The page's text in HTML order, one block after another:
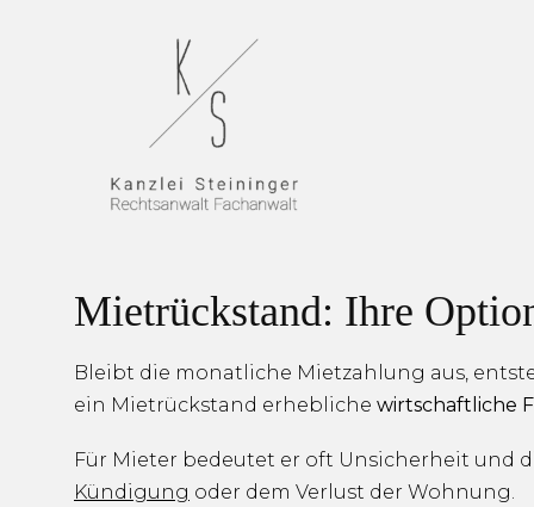
Mietrückstand: Ihre
Bleibt die monatliche Mietzahlung aus,
ein Mietrückstand erhebliche wirtschaftliche
Für Mieter bedeutet er oft Unsicherheit und
Kündigung oder dem Verlust der Wohnung.